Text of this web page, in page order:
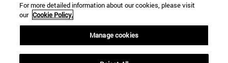
For more detailed information about our cookies, please visit
our Cookie Policy.
Manage cookies